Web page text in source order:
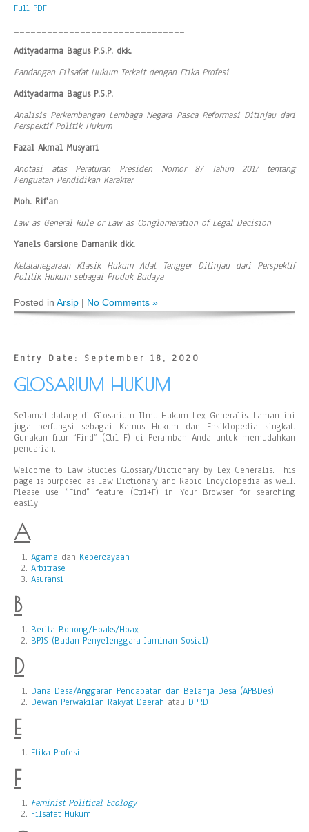
Full PDF
_______________________________
Adityadarma Bagus P.S.P. dkk.
Pandangan Filsafat Hukum Terkait dengan Etika Profesi
Adityadarma Bagus P.S.P.
Analisis Perkembangan Lembaga Negara Pasca Reformasi Ditinjau dari
Perspektif Politik Hukum
Fazal Akmal Musyarri
Anotasi atas Peraturan Presiden Nomor 87 Tahun 2017 tentang
Penguatan Pendidikan Karakter
Moh. Rif’an
Law as General Rule or Law as Conglomeration of Legal Decision
Yanels Garsione Damanik dkk.
Ketatanegaraan Klasik Hukum Adat Tengger Ditinjau dari Perspektif
Politik Hukum sebagai Produk Budaya
Posted in Arsip | No Comments »
Entry Date: September 18, 2020
GLOSARIUM HUKUM
Selamat datang di Glosarium Ilmu Hukum Lex Generalis. Laman ini
juga berfungsi sebagai Kamus Hukum dan Ensiklopedia singkat.
Gunakan fitur “Find” (Ctrl+F) di Peramban Anda untuk memudahkan
pencarian.
Welcome to Law Studies Glossary/Dictionary by Lex Generalis. This
page is purposed as Law Dictionary and Rapid Encyclopedia as well.
Please use “Find” feature (Ctrl+F) in Your Browser for searching
easily.
A
Agama dan Kepercayaan
Arbitrase
Asuransi
B
Berita Bohong/Hoaks/Hoax
BPJS (Badan Penyelenggara Jaminan Sosial)
D
Dana Desa/Anggaran Pendapatan dan Belanja Desa (APBDes)
Dewan Perwakilan Rakyat Daerah atau DPRD
E
Etika Profesi
F
Feminist Political Ecology
Filsafat Hukum